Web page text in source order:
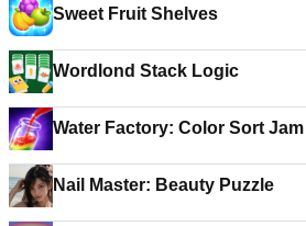
Sweet Fruit Shelves
Wordlond Stack Logic
Water Factory: Color Sort Jam
Nail Master: Beauty Puzzle